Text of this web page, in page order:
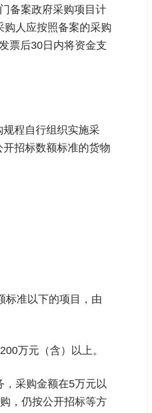
备案政府采购项目计
人应按照备案的采购
票后30日内将资金支
程自行组织实施采
招标数额标准的货物
标准以下的项目，由
万元（含）以上。
，采购金额在5万元以
，仍按公开招标等方